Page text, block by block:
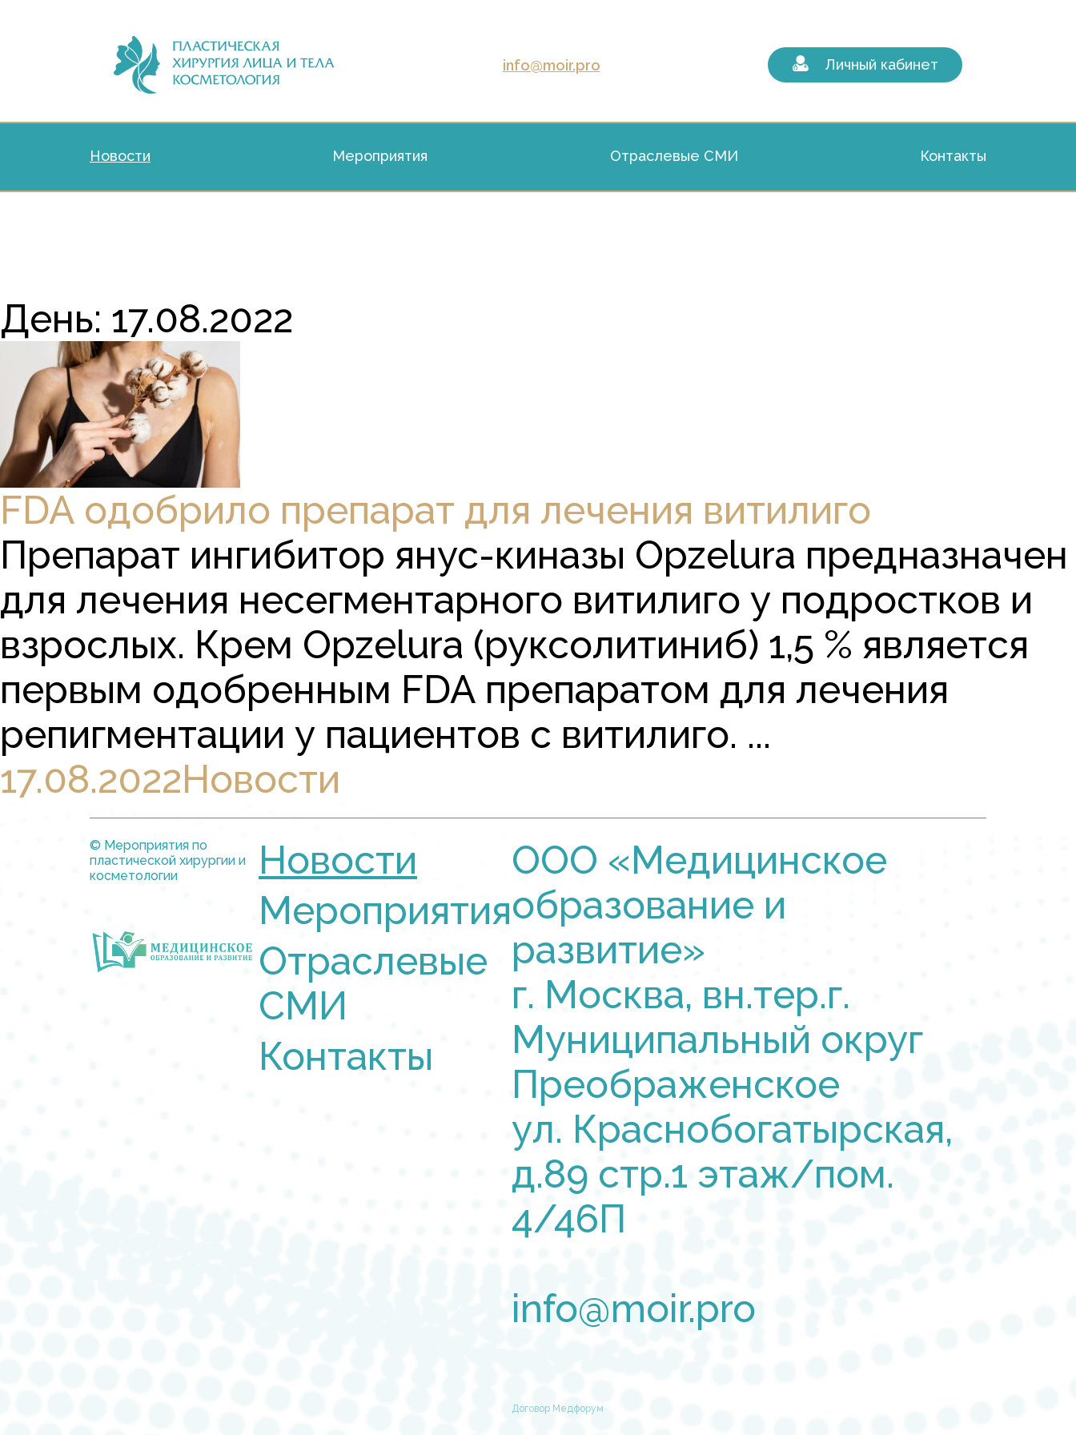
info@moir.pro Личный кабинет
Новости Мероприятия Отраслевые СМИ Контакты
День: 17.08.2022
FDA одобрило препарат для лечения витилиго
Препарат ингибитор янус-киназы Opzelura предназначен
для лечения несегментарного витилиго у подростков и
взрослых. Крем Opzelura (руксолитиниб) 1,5 % является
первым одобренным FDA препаратом для лечения
репигментации у пациентов с витилиго. ...
17.08.2022Новости
© Мероприятия по
пластической хирургии и
косметологии
Новости
Мероприятия
Отраслевые
СМИ
Контакты
ООО «Медицинское
образование и
развитие»
г. Москва, вн.тер.г.
Муниципальный округ
Преображенское
ул. Краснобогатырская,
д.89 стр.1 этаж/пом.
4/46П
info@moir.pro
Договор Медфорум